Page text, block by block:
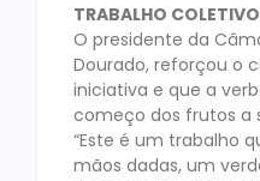
TRABALHO COLETIVO
O presidente da
Dourado, reforçou o
iniciativa e que a
começo dos frutos a
“Este é um trabalho
mãos dadas, um